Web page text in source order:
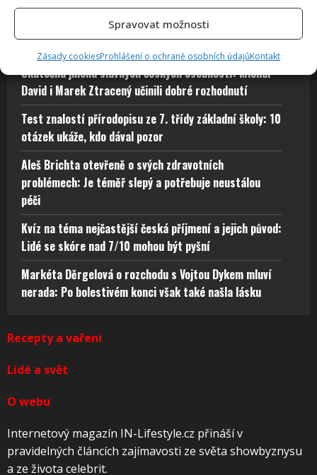
Spravovat možnosti
Zásady cookiesProhlášení o ochraně osobních údajůKontakt
Komedie Na samotě u lesa slaví 50 let: Příběhy z
jejího natáčení pobaví fanoušky i dnes
Skutečná jména slavných českých osobností: Michal
David i Marek Ztracený učinili dobré rozhodnutí
Test znalostí přírodopisu ze 7. třídy základní školy: 10
otázek ukáže, kdo dával pozor
Aleš Brichta otevřeně o svých zdravotních
problémech: Je téměř slepý a potřebuje neustálou
péči
Kvíz na téma nejčastější česká příjmení a jejich původ:
Lidé se skóre nad 7/10 mohou být pyšní
Markéta Děrgelová o rozchodu s Vojtou Dykem mluví
nerada: Po bolestivém konci však také našla lásku
Recepty a vaření
Lidé a svět
O webu
Internetový magazín IN-Lifestyle.cz přináší v
pravidelných článcích zajímavosti ze světa showbyznysu
a ze života celebrit.